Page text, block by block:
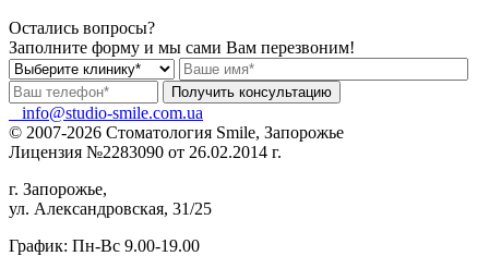
Остались вопросы?
Заполните форму и мы сами Вам перезвоним!
info@studio-smile.com.ua
© 2007-2026 Стоматология Smile, Запорожье
Лицензия №2283090 от 26.02.2014 г.
г. Запорожье,
ул. Александровская, 31/25
График: Пн-Вс 9.00-19.00